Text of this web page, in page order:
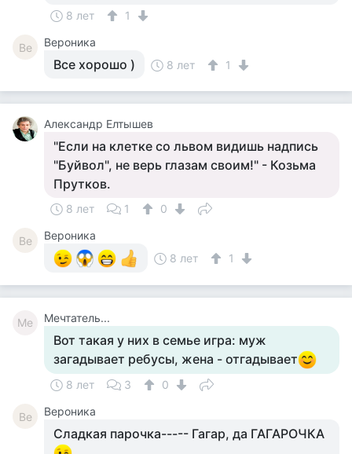
8 лет 1
Ве Вероника
Все хорошо ) 8 лет 1
Александр Елтышев
"Если на клетке со львом видишь надпись
"Буйвол", не верь глазам своим!" - Козьма
Прутков.
8 лет 1 0
Ве
Вероника
8 лет
1
Ме Мечтатель...
Вот такая у них в семье игра: муж
загадывает ребусы, жена - отгадывает
8 лет 3 0
Ве Вероника
Сладкая парочка----- Гагар, да ГАГАРОЧКА